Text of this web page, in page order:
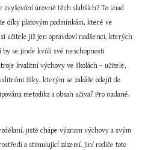
zvyšování úrovně těch slabších? To snad
díky platovým podmínkám, které ve
učitele již jen opravdoví nadšenci, kterých
by se jinde kvůli své neschopnosti
kvalitní výchovy ve školách – učitele,
žáky, kterým se zakáže odejít do
metodika a obsah učiva? Pro nadané,
jistě chápe význam výchovy a svým
a stimulující zázemí. Jiní rodiče toto